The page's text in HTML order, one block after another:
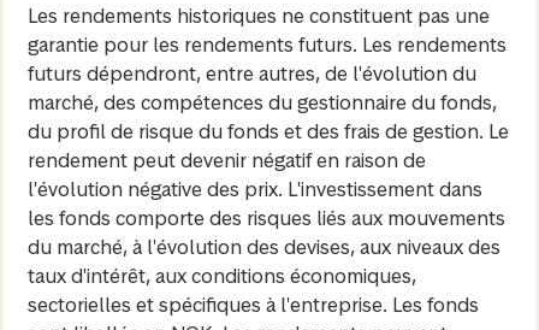
Les rendements historiques ne constituent pas une
garantie pour les rendements futurs. Les rendements
futurs dépendront, entre autres, de l'évolution du
marché, des compétences du gestionnaire du fonds,
du profil de risque du fonds et des frais de gestion. Le
rendement peut devenir négatif en raison de
l'évolution négative des prix. L'investissement dans
les fonds comporte des risques liés aux mouvements
du marché, à l'évolution des devises, aux niveaux des
taux d'intérêt, aux conditions économiques,
sectorielles et spécifiques à l'entreprise. Les fonds